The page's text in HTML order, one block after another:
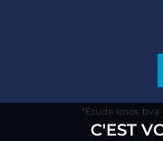
*Étude Ipsos bva
C'EST